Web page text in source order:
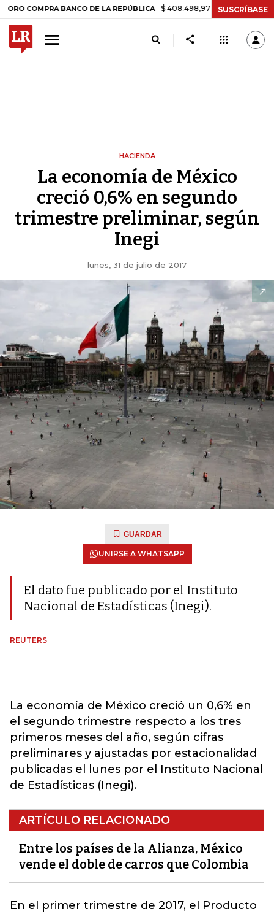
BANCO DE LA REPÚBLICA $ 408.498,97 +$ 8.753,81 +2,19%
SUSCRÍBASE
HACIENDA
La economía de México
creció 0,6% en segundo
trimestre preliminar, según
Inegi
lunes, 31 de julio de 2017
GUARDAR
UNIRSE A WHATSAPP
El dato fue publicado por el Instituto
Nacional de Estadísticas (Inegi).
REUTERS
La economía de México creció un 0,6% en
el segundo trimestre respecto a los tres
primeros meses del año, según cifras
preliminares y ajustadas por estacionalidad
publicadas el lunes por el Instituto Nacional
de Estadísticas (Inegi).
ARTÍCULO RELACIONADO
Entre los países de la Alianza, México
vende el doble de carros que Colombia
En el primer trimestre de 2017, el Producto